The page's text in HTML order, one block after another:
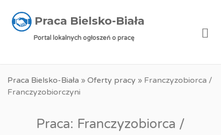
Praca Bielsko-Biała
Portal lokalnych ogłoszeń o pracę
Praca Bielsko-Biała » Oferty pracy » Franczyzobiorca /
Franczyzobiorczyni
Praca: Franczyzobiorca /